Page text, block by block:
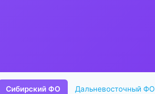
Сибирский ФО Дальневосточный ФО